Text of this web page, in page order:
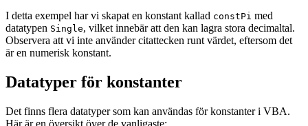
I detta exempel har vi skapat en konstant kallad constPi med
datatypen Single, vilket innebär att den kan lagra stora decimaltal.
Observera att vi inte använder citattecken runt värdet, eftersom det
är en numerisk konstant.
Datatyper för konstanter
Det finns flera datatyper som kan användas för konstanter i VBA.
Här är en översikt över de vanligaste: